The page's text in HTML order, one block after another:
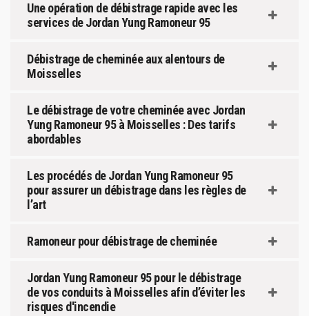
Une opération de débistrage rapide avec les
services de Jordan Yung Ramoneur 95
Débistrage de cheminée aux alentours de
Moisselles
Le débistrage de votre cheminée avec Jordan
Yung Ramoneur 95 à Moisselles : Des tarifs
abordables
Les procédés de Jordan Yung Ramoneur 95
pour assurer un débistrage dans les règles de
l’art
Ramoneur pour débistrage de cheminée
Jordan Yung Ramoneur 95 pour le débistrage
de vos conduits à Moisselles afin d’éviter les
risques d'incendie